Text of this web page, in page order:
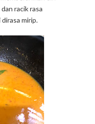
racik rasa
mirip.